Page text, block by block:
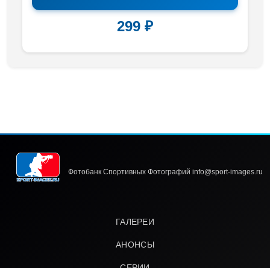
299 ₽
Фотобанк Спортивных Фотографий info@sport-images.ru
ГАЛЕРЕИ
АНОНСЫ